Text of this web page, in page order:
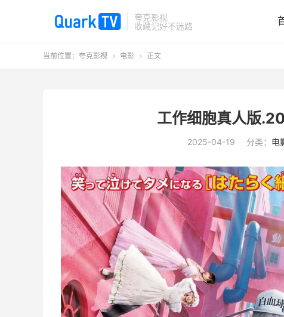
夸克影视
收藏记好不迷路
当前位置： 夸克影视  电影  正文
工作细胞真人版
2025-04-19 分类： 电